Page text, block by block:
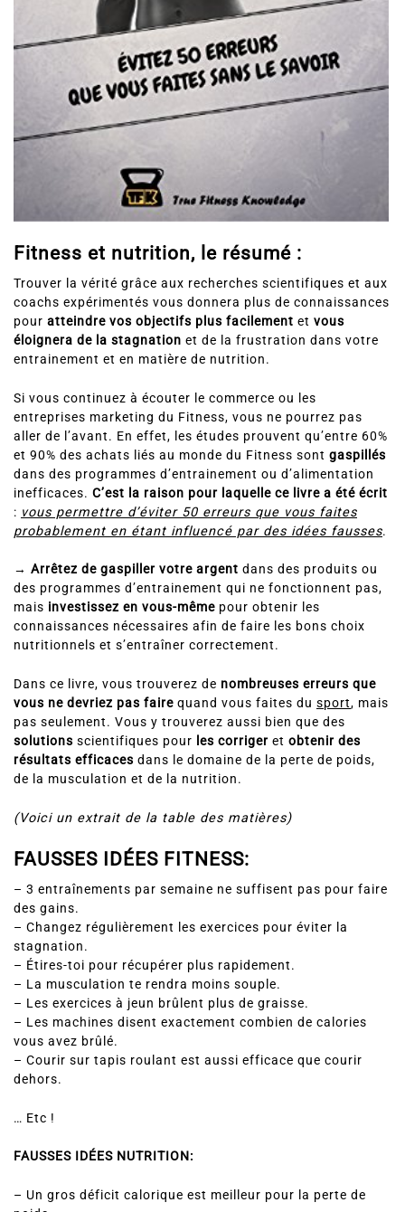
Fitness et nutrition, le résumé :
Trouver la vérité grâce aux recherches scientifiques et aux
coachs expérimentés vous donnera plus de connaissances
pour atteindre vos objectifs plus facilement et vous
éloignera de la stagnation et de la frustration dans votre
entrainement et en matière de nutrition.
Si vous continuez à écouter le commerce ou les
entreprises marketing du Fitness, vous ne pourrez pas
aller de l’avant. En effet, les études prouvent qu’entre 60%
et 90% des achats liés au monde du Fitness sont gaspillés
dans des programmes d’entrainement ou d’alimentation
inefficaces. C’est la raison pour laquelle ce livre a été écrit
: vous permettre d’éviter 50 erreurs que vous faites
probablement en étant influencé par des idées fausses.
→ Arrêtez de gaspiller votre argent dans des produits ou
des programmes d’entrainement qui ne fonctionnent pas,
mais investissez en vous-même pour obtenir les
connaissances nécessaires afin de faire les bons choix
nutritionnels et s’entraîner correctement.
Dans ce livre, vous trouverez de nombreuses erreurs que
vous ne devriez pas faire quand vous faites du sport, mais
pas seulement. Vous y trouverez aussi bien que des
solutions scientifiques pour les corriger et obtenir des
résultats efficaces dans le domaine de la perte de poids,
de la musculation et de la nutrition.
(Voici un extrait de la table des matières)
FAUSSES IDÉES FITNESS:
– 3 entraînements par semaine ne suffisent pas pour faire
des gains.
– Changez régulièrement les exercices pour éviter la
stagnation.
– Étires-toi pour récupérer plus rapidement.
– La musculation te rendra moins souple.
– Les exercices à jeun brûlent plus de graisse.
– Les machines disent exactement combien de calories
vous avez brûlé.
– Courir sur tapis roulant est aussi efficace que courir
dehors.
… Etc !
FAUSSES IDÉES NUTRITION:
– Un gros déficit calorique est meilleur pour la perte de